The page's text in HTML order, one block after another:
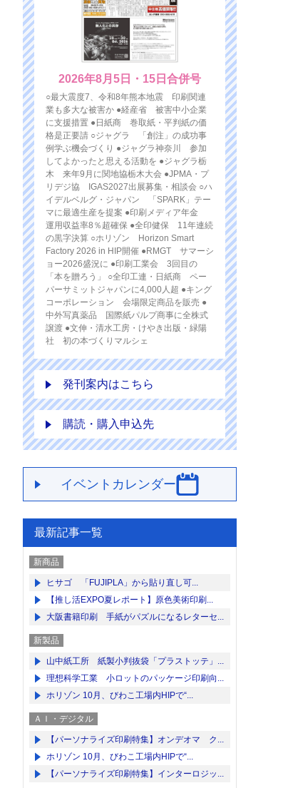
2026年8月5日・15日合併号
○最大震度7、令和8年熊本地震 印刷関連
業も多大な被害か ●経産省 被害中小企業
に支援措置 ●日紙商 巻取紙・平判紙の価
格是正要請 ○ジャグラ 「創注」の成功事
例学ぶ機会づくり ●ジャグラ神奈川 参加
してよかったと思える活動を ●ジャグラ栃
木 来年9月に関地協栃木大会 ●JPMA・プ
リデジ協 IGAS2027出展募集・相談会 ○ハ
イデルベルグ・ジャパン 「SPARK」テー
マに最適生産を提案 ●印刷メディア年金
運用収益率8％超確保 ●全印健保 11年連続
の黒字決算 ○ホリゾン Horizon Smart
Factory 2026 in HIP開催 ●RMGT サマーシ
ョー2026盛況に ●印刷工業会 3回目の
「本を贈ろう」 ○全印工連・日紙商 ペー
パーサミットジャパンに4,000人超 ●キング
コーポレーション 会場限定商品を販売 ●
中外写真薬品 国際紙パルプ商事に全株式
譲渡 ●文伸・清水工房・けやき出版・緑陽
社 初の本づくりマルシェ
発刊案内はこちら
購読・購入申込先
イベントカレンダー
最新記事一覧
新商品
ヒサゴ 「FUJIPLA」から貼り直し可...
【推し活EXPO夏レポート】原色美術印刷...
大阪書籍印刷 手紙がパズルになるレターセ...
新製品
山中紙工所 紙製小判抜袋「プラストッテ」...
理想科学工業 小ロットのパッケージ印刷向...
ホリゾン 10月、びわこ工場内HIPで“...
ＡＩ・デジタル
【パーソナライズ印刷特集】オンデオマ ク...
ホリゾン 10月、びわこ工場内HIPで“...
【パーソナライズ印刷特集】インターロジッ...